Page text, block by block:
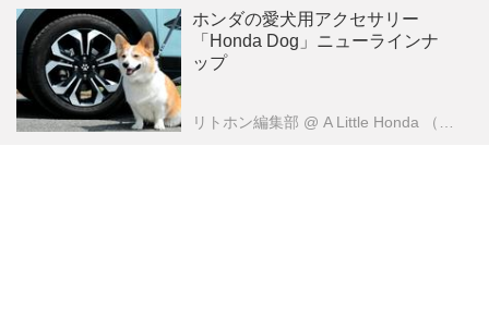
ホンダの愛犬用アクセサリー
「Honda Dog」ニューラインナ
ップ
リトホン編集部 @ A Little Honda （ア・リトル・ホンダ）編集部